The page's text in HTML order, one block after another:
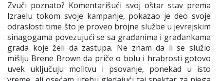
Zvuči poznato? Komentarišući svoj oštar stav prema
Izraelu tokom svoje kampanje, pokazao je deo svoje
odraslosti time što je proveo brojne službe u jevrejskim
sinagogama povezujući se sa građanima i građankama
grada koje želi da zastupa. Ne znam da li se služio
mišlju Brene Brown da priče o bolu i hrabrosti gotovo
uvek uključuju molitvu i psovanje, ponekad u isto